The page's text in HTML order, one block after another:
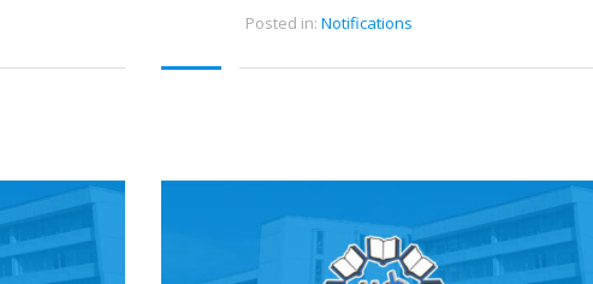
Posted in: Notifications